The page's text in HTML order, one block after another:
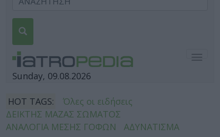
Sunday, 09.08.2026
HOT TAGS:
Όλες οι ειδήσεις
ΔΕΙΚΤΗΣ ΜΑΖΑΣ ΣΩΜΑΤΟΣ
ΑΝΑΛΟΓΙΑ ΜΕΣΗΣ ΓΟΦΩΝ
ΑΔΥΝΑΤΙΣΜΑ